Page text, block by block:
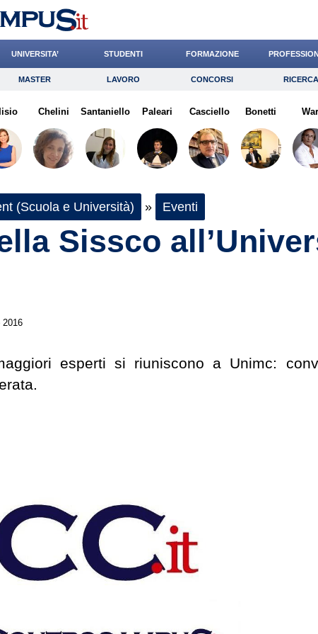
UNIVERSITA’ STUDENTI FORMAZIONE
Master Lavoro Concorsi Ricerca
Consigli Risparmio Diritto
MASTER LAVORO CONCORSI RICERCA
Chelini Santaniello Paleari Casciello Bonetti
(Scuola e Università) » Eventi
Sissco
2016
esperti si riuniscono a Unimc: